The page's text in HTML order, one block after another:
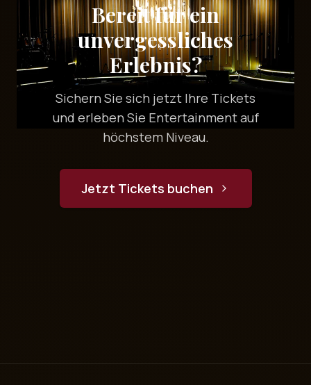
Bereit für ein
unvergessliches
Erlebnis?
Sichern Sie sich jetzt Ihre Tickets
und erleben Sie Entertainment auf
höchstem Niveau.
Jetzt Tickets buchen